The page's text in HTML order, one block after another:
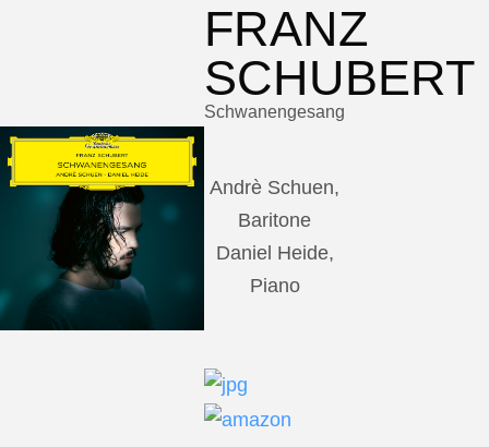
FRANZ
SCHUBERT
Schwanengesang
Andrè Schuen,
Baritone
Daniel Heide,
Piano